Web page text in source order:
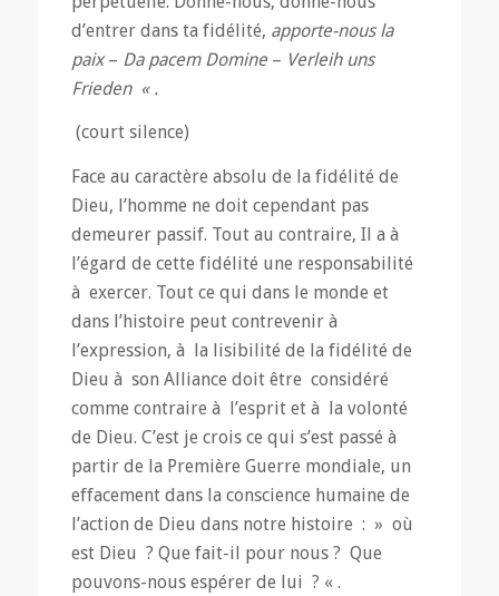
d’entrer dans ta fidélité, apporte-nous la
paix– Da pacem Domine– Verleih uns
Frieden « .
(court silence)
Face au caractère absolu de la fidélité de
Dieu, l’homme ne doit cependant pas
demeurer passif. Tout au contraire, Il a à
l’égard de cette fidélité une responsabilité
à exercer. Tout ce qui dans le monde et
dans l’histoire peut contrevenir à
l’expression, à la lisibilité de la fidélité de
Dieu à son Alliance doit être considéré
comme contraire à l’esprit et à la volonté
de Dieu. C’est je crois ce qui s’est passé à
partir de la Première Guerre mondiale, un
effacement dans la conscience humaine de
l’action de Dieu dans notre histoire : » où
est Dieu ? Que fait-il pour nous ? Que
pouvons-nous espérer de lui ? « .